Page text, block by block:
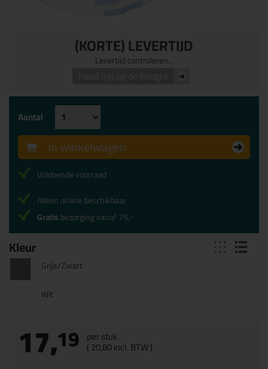
(KORTE) LEVERTIJD
Levertijd controleren...
Kleur
Grijs/Zwart
Wit
17,19 per stuk
(20,80incl. BTW )
Aantal
In winkelwagen
Voldoende voorraad
Alleen online beschikbaar
Gratisbezorging vanaf 75,-